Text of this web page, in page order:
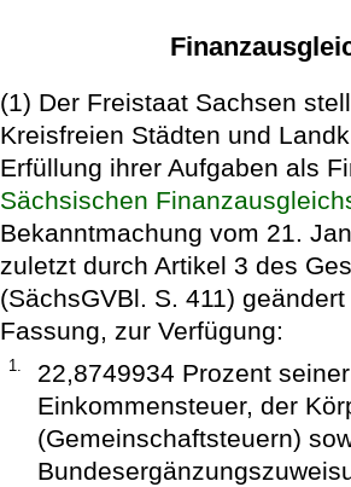
(1) Der Freistaat Sachsen
Kreisfreien Städten und
Erfüllung ihrer Aufgaben als
Sächsischen
Bekanntmachung vom 21.
zuletzt durch Artikel 3 des
(SächsGVBl. S. 411)
Fassung, zur Verfügung:
1.
22,8749934 Prozent
Einkommensteuer, der
(Gemeinschaftsteuern)